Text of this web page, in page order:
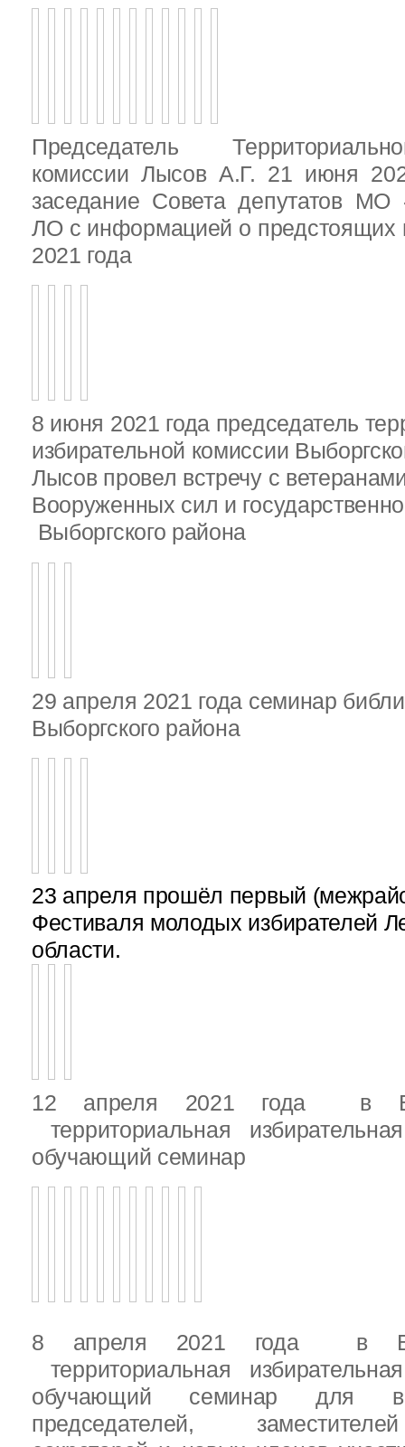
Председатель
комиссии Лысов А.Г. 21 июня
заседание Совета депутатов МО
ЛО с информацией о предстоящих
2021 года
8 июня 2021 года председатель
избирательной комиссии
Лысов провел встречу с
Вооруженных сил и
Выборгского района
29 апреля 2021 года семинар
Выборгского района
23 апреля прошёл первый
Фестиваля молодых избирателей
области.
12 апреля 2021 года в
территориальная
обучающий семинар
8 апреля 2021 года в
территориальная
обучающий семинар для
председателей,